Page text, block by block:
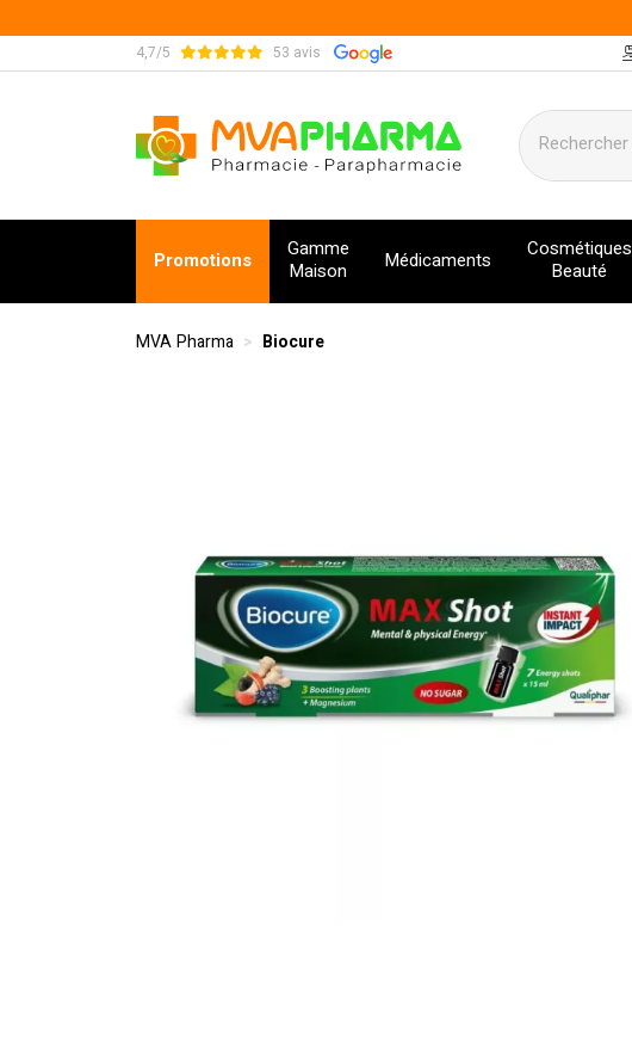
4,7/5 53 avis
MVA Pharma Votre pharmacie en ligne à votre service
Promotions
Gamme
Maison
Médicaments
Cosmétiques
Beauté
MVA Pharma Biocure